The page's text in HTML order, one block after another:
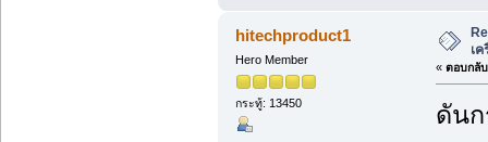
hitechproduct1
Hero Member
กระทู้: 13450
เ
« ตอบกลั
ดัน